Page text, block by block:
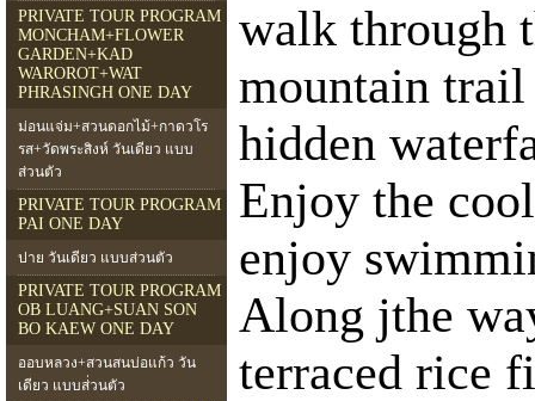
PRIVATE TOUR PROGRAM
MONCHAM+FLOWER
GARDEN+KAD
WAROROT+WAT
PHRASINGH ONE DAY
ม่อนแจ่ม+สวนดอกไม้+กาดวโร
รส+วัดพระสิงห์ วันเดียว แบบ
ส่วนตัว
PRIVATE TOUR PROGRAM
PAI ONE DAY
ปาย วันเดียว แบบส่วนตัว
PRIVATE TOUR PROGRAM
OB LUANG+SUAN SON
BO KAEW ONE DAY
ออบหลวง+สวนสนบ่อแก้ว วัน
เดียว แบบส่่วนตัว
walk through
mountain trail
hidden
Enjoy the
enjoy
Along jthe
terraced rice